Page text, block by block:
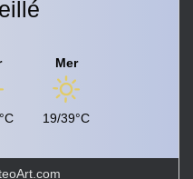
Mer
19/39°C